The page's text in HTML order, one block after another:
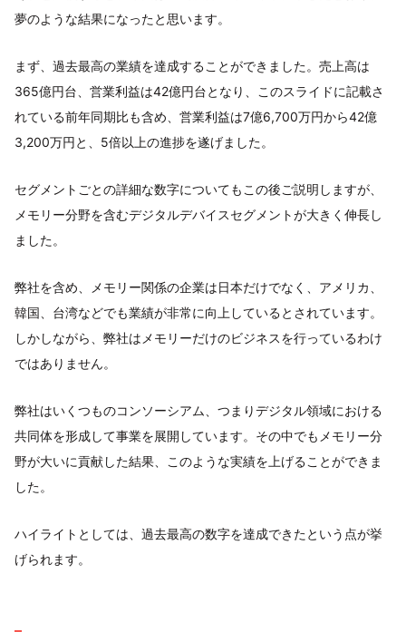
夢のような結果になったと思います。
まず、過去最高の業績を達成することができました。売上高は
365億円台、営業利益は42億円台となり、このスライドに記載さ
れている前年同期比も含め、営業利益は7億6,700万円から42億
3,200万円と、5倍以上の進捗を遂げました。
セグメントごとの詳細な数字についてもこの後ご説明しますが、
メモリー分野を含むデジタルデバイスセグメントが大きく伸長し
ました。
弊社を含め、メモリー関係の企業は日本だけでなく、アメリカ、
韓国、台湾などでも業績が非常に向上しているとされています。
しかしながら、弊社はメモリーだけのビジネスを行っているわけ
ではありません。
弊社はいくつものコンソーシアム、つまりデジタル領域における
共同体を形成して事業を展開しています。その中でもメモリー分
野が大いに貢献した結果、このような実績を上げることができま
した。
ハイライトとしては、過去最高の数字を達成できたという点が挙
げられます。